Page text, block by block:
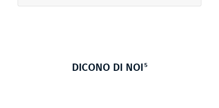
DICONO DI NOI 5